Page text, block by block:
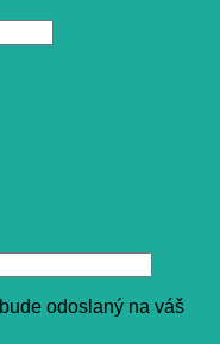
odoslaný na váš